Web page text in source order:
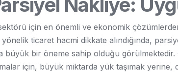
için en önemli ve ekonomik
ticaret hacmi dikkate alındığında,
büyük bir öneme sahip olduğu görülmektedir.
için, büyük miktarda yük taşımak yerine,